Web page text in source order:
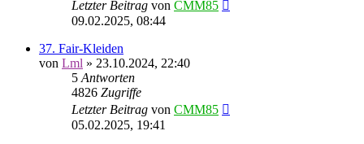
Letzter Beitrag von CMM85
09.02.2025, 08:44
37. Fair-Kleiden
von Lml » 23.10.2024, 22:40
5 Antworten
4826 Zugriffe
Letzter Beitrag von CMM85
05.02.2025, 19:41